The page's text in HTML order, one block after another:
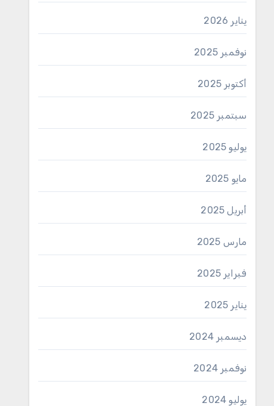
يناير 2026
نوفمبر 2025
أكتوبر 2025
سبتمبر 2025
يوليو 2025
مايو 2025
أبريل 2025
مارس 2025
فبراير 2025
يناير 2025
ديسمبر 2024
نوفمبر 2024
يوليو 2024